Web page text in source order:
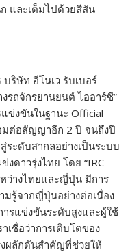
และเต็มไปด้วยสีสัน
ริษัท อีโนเว รับเบอร์
รถจักรยานยนต์ ไออาร์ซี”
ข่งขันในฐานะ Official
มต่อสัญญาอีก 2 ปี จนถึงปี
ะดับสากลอย่างเป็นระบบ
ดาวรุ่งไทย โดย “IRC
ว่างไทยและญี่ปุ่น มีการ
มรู้จากญี่ปุ่นอย่างต่อเนื่อง
รแข่งขันระดับสูงและผู้ใช้
เชื่อว่าการเติบโตของ
ผลักดันสำคัญที่ช่วยให้